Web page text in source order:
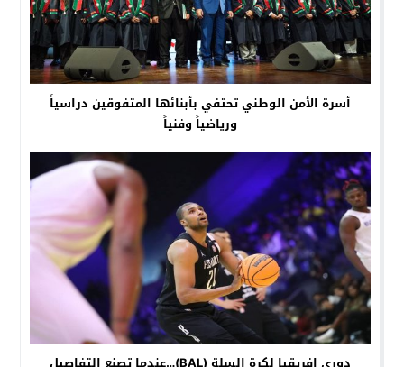
أسرة الأمن الوطني تحتفي بأبنائها المتفوقين دراسياً
ورياضياً وفنياً